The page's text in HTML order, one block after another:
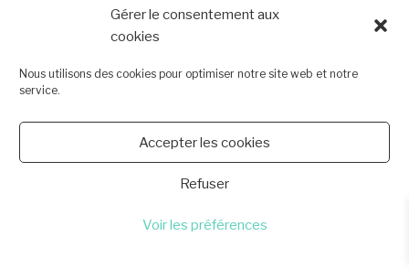
Gérer le consentement aux
cookies
Nous utilisons des cookies pour optimiser notre site web et notre
service.
Accepter les cookies
Refuser
Voir les préférences
2024
2024
Les Sables
d'Olonnes : Arrivée
Les Sables
d'Olonnes : Arrivée